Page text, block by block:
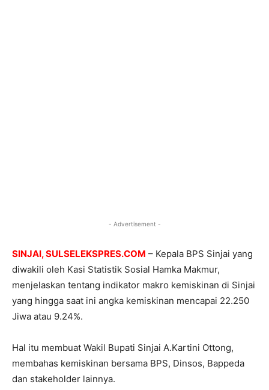
- Advertisement -
SINJAI, SULSELEKSPRES.COM – Kepala BPS Sinjai yang
diwakili oleh Kasi Statistik Sosial Hamka Makmur,
menjelaskan tentang indikator makro kemiskinan di Sinjai
yang hingga saat ini angka kemiskinan mencapai 22.250
Jiwa atau 9.24%.
Hal itu membuat Wakil Bupati Sinjai A.Kartini Ottong,
membahas kemiskinan bersama BPS, Dinsos, Bappeda
dan stakeholder lainnya.